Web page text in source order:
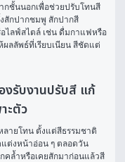
กชั้นนอกเพื่อช่วยปรับโทนสี
สักปากชมพู สักปากสี
ไลฟ์สไตล์ เช่น ดื่มกาแฟหรือ
ลลัพธ์ที่เรียบเนียน สีชัดแต่
งรับงานปรับสี แก้
ะตัว
ายโทน ตั้งแต่สีธรรมชาติ
ต่งหน้าอ่อน ๆ ตลอดวัน
คล้ำหรือเคยสักมาก่อนแล้วสี